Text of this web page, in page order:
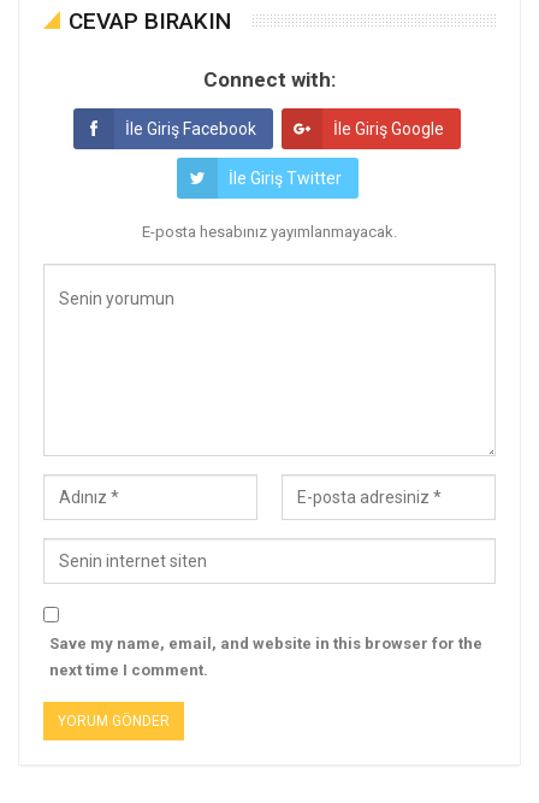
CEVAP BIRAKIN
Connect with:
İle Giriş Facebook İle Giriş Google
İle Giriş Twitter
E-posta hesabınız yayımlanmayacak.
Save my name, email, and website in this browser for the
next time I comment.